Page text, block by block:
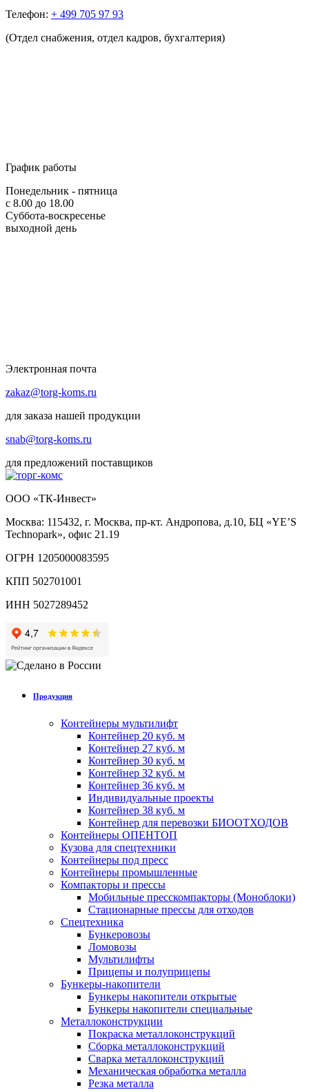
Телефон: + 499 705 97 93
(Отдел снабжения, отдел кадров, бухгалтерия)
График работы
Понедельник - пятница
с 8.00 до 18.00
Суббота-воскресенье
выходной день
Электронная почта
zakaz@torg-koms.ru
для заказа нашей продукции
snab@torg-koms.ru
для предложений поставщиков
ООО «ТК-Инвест»
Москва: 115432, г. Москва, пр-кт. Андропова, д.10, БЦ «YE’S
Technopark», офис 21.19
ОГРН 1205000083595
КПП 502701001
ИНН 5027289452
Продукция
Контейнеры мультилифт
Контейнер 20 куб. м
Контейнер 27 куб. м
Контейнер 30 куб. м
Контейнер 32 куб. м
Контейнер 36 куб. м
Индивидуальные проекты
Контейнер 38 куб. м
Контейнер для перевозки БИООТХОДОВ
Контейнеры ОПЕНТОП
Кузова для спецтехники
Контейнеры под пресс
Контейнеры промышленные
Компакторы и прессы
Мобильные пресскомпакторы (Моноблоки)
Стационарные прессы для отходов
Спецтехника
Бункеровозы
Ломовозы
Мультилифты
Прицепы и полуприцепы
Бункеры-накопители
Бункеры накопители открытые
Бункеры накопители специальные
Металлоконструкции
Покраска металлоконструкций
Сборка металлоконструкций
Сварка металлоконструкций
Механическая обработка металла
Резка металла